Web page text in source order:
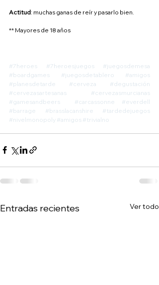
Actitud: muchas ganas de reír y pasarlo bien.
** Mayores de 18 años
#7heroes #7heroesjuegos
#juegosdemesa
#boardgames
#juegosdetablero
#amigos
#planesdetarde
#cerveza
#degustación
#cervezasartesanas
#cervezasmurcianas
#gamesandbeers
#carcassonne
#everdell
#barrage
#brasslacanshire
#tardedejuegos
#nivelmonopoly #amigos #trivialno
Entradas recientes Ver todo